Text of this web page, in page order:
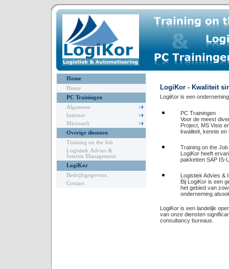
Home
Home
PC Trainingen
Algemeen
Internet
Microsoft
Overige diensten
Training on the Job
Logistiek Advies &
Interim Management
LogiKor
Bedrijfsgegevens
Contact
LogiKor - Kwaliteit
LogiKor is een
PC Trainingen
Voor de meest
Project, MS Visio
kwaliteit, kennis en
Training on the Job
LogiKor heeft
pakketten SAP IS-
Logistiek Advies &
Bij LogiKor is een
het gebied van
onderneming
LogiKor is een landelijk
van onze diensten
consultancy bureaus.